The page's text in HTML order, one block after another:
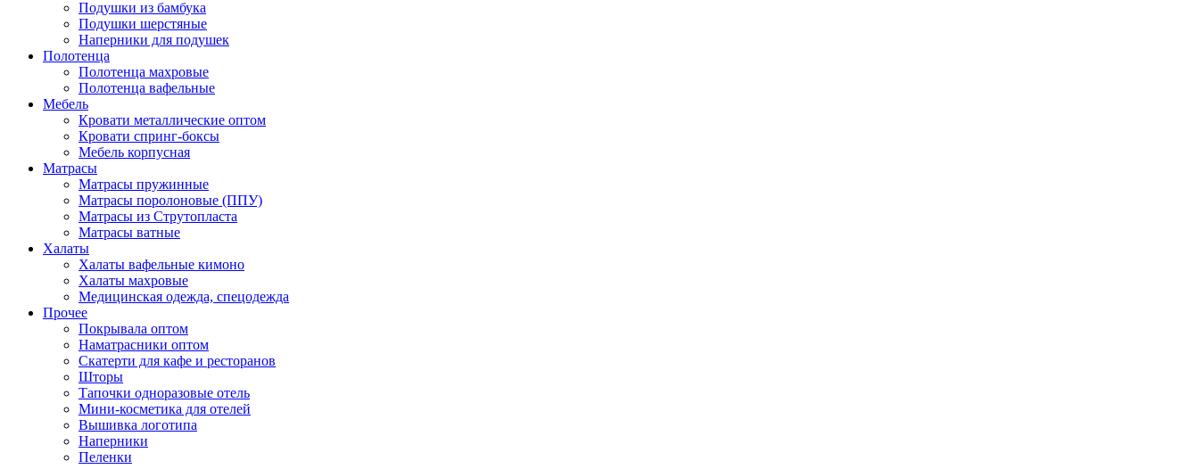
Подушки из бамбука
Подушки шерстяные
Наперники для подушек
Полотенца
Полотенца махровые
Полотенца вафельные
Мебель
Кровати металлические оптом
Кровати спринг-боксы
Мебель корпусная
Матрасы
Матрасы пружинные
Матрасы поролоновые (ППУ)
Матрасы из Струтопласта
Матрасы ватные
Халаты
Халаты вафельные кимоно
Халаты махровые
Медицинская одежда, спецодежда
Прочее
Покрывала оптом
Наматрасники оптом
Скатерти для кафе и ресторанов
Шторы
Тапочки одноразовые отель
Мини-косметика для отелей
Вышивка логотипа
Наперники
Пеленки